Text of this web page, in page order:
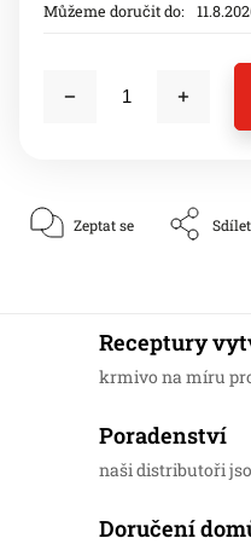
Můžeme doručit do:
Zeptat se Sdílet
Receptury
krmivo na míru
Poradenství
naši distributoři
Doručení